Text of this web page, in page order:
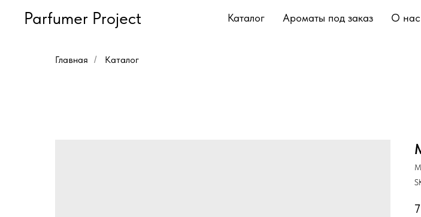
Parfumer Project Каталог Ароматы под заказ О нас
Главная / Каталог